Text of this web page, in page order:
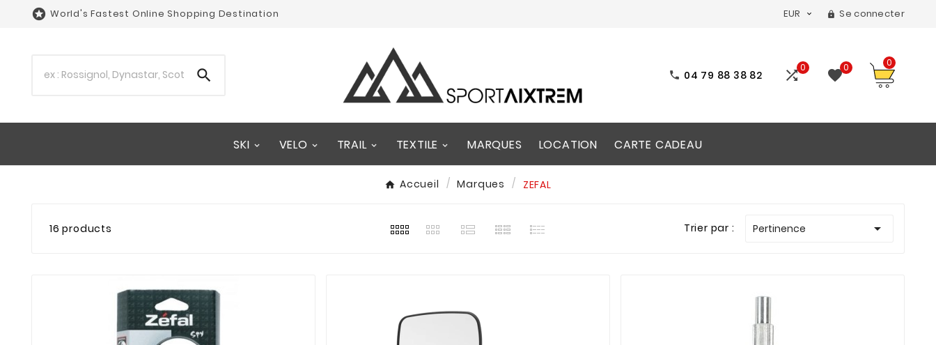
 World's Fastest Online Shopping Destination EUR   Se connecter
  04 79 88 38 82 0 0 0
SKI VELO TRAIL TEXTILE MARQUES LOCATION CARTE CADEAU
Accueil Marques ZEFAL
16 products Trier par : Pertinence 